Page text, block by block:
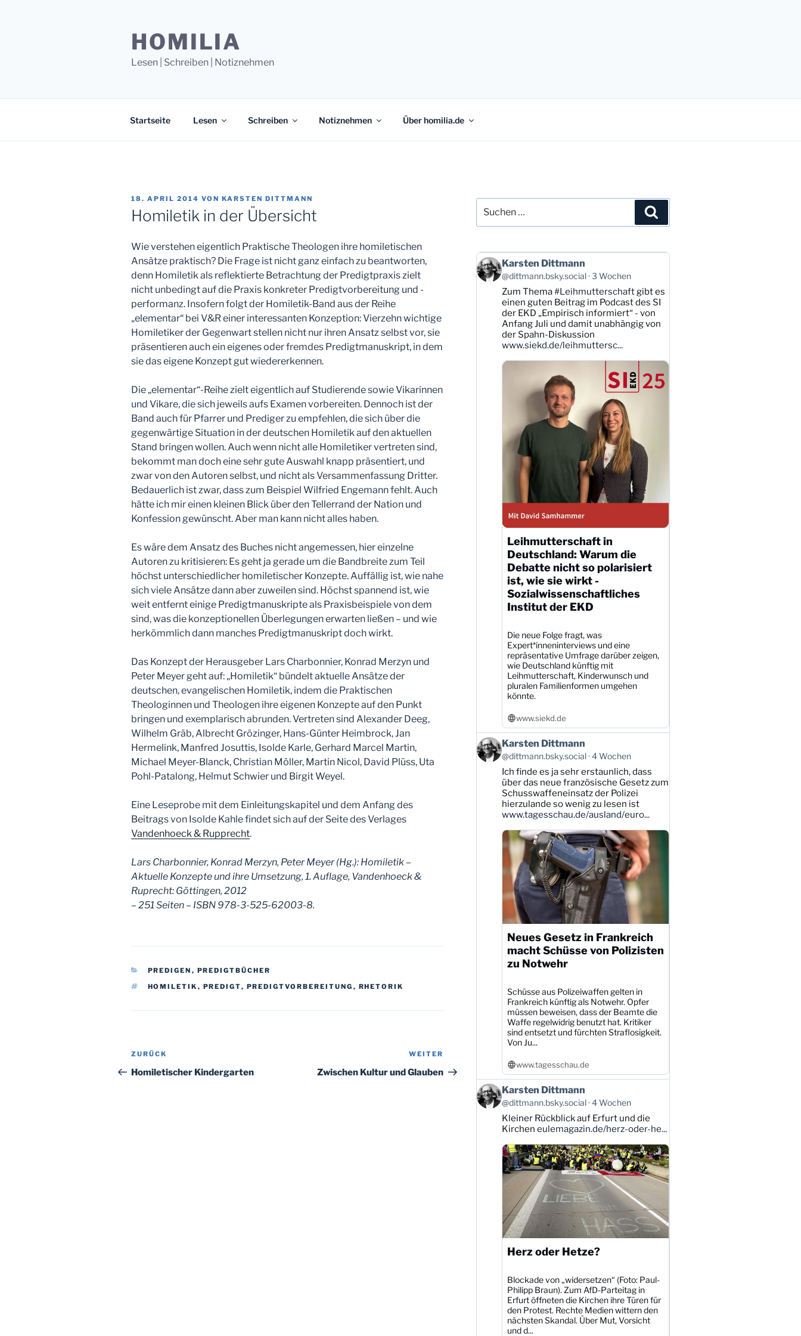
HOMILIA
Lesen | Schreiben | Notiznehmen
Startseite Lesen Schreiben Notiznehmen Über homilia.de
VERÖFFENTLICHT
AM
18. APRIL 2014 VON KARSTEN DITTMANN
Homiletik in der Übersicht
Wie verstehen eigentlich Praktische Theologen ihre homiletischen
Ansätze praktisch? Die Frage ist nicht ganz einfach zu beantworten,
denn Homiletik als reflektierte Betrachtung der Predigtpraxis zielt
nicht unbedingt auf die Praxis konkreter Predigtvorbereitung und -
performanz. Insofern folgt der Homiletik-Band aus der Reihe
„elementar“ bei V&R einer interessanten Konzeption: Vierzehn wichtige
Homiletiker der Gegenwart stellen nicht nur ihren Ansatz selbst vor, sie
präsentieren auch ein eigenes oder fremdes Predigtmanuskript, in dem
sie das eigene Konzept gut wiedererkennen.
Die „elementar“-Reihe zielt eigentlich auf Studierende sowie Vikarinnen
und Vikare, die sich jeweils aufs Examen vorbereiten. Dennoch ist der
Band auch für Pfarrer und Prediger zu empfehlen, die sich über die
gegenwärtige Situation in der deutschen Homiletik auf den aktuellen
Stand bringen wollen. Auch wenn nicht alle Homiletiker vertreten sind,
bekommt man doch eine sehr gute Auswahl knapp präsentiert, und
zwar von den Autoren selbst, und nicht als Versammenfassung Dritter.
Bedauerlich ist zwar, dass zum Beispiel Wilfried Engemann fehlt. Auch
hätte ich mir einen kleinen Blick über den Tellerrand der Nation und
Konfession gewünscht. Aber man kann nicht alles haben.
Es wäre dem Ansatz des Buches nicht angemessen, hier einzelne
Autoren zu kritisieren: Es geht ja gerade um die Bandbreite zum Teil
höchst unterschiedlicher homiletischer Konzepte. Auffällig ist, wie nahe
sich viele Ansätze dann aber zuweilen sind. Höchst spannend ist, wie
weit entfernt einige Predigtmanuskripte als Praxisbeispiele von dem
sind, was die konzeptionellen Überlegungen erwarten ließen – und wie
herkömmlich dann manches Predigtmanuskript doch wirkt.
Das Konzept der Herausgeber Lars Charbonnier, Konrad Merzyn und
Peter Meyer geht auf: „Homiletik“ bündelt aktuelle Ansätze der
deutschen, evangelischen Homiletik, indem die Praktischen
Theologinnen und Theologen ihre eigenen Konzepte auf den Punkt
bringen und exemplarisch abrunden. Vertreten sind Alexander Deeg,
Wilhelm Gräb, Albrecht Grözinger, Hans-Günter Heimbrock, Jan
Hermelink, Manfred Josuttis, Isolde Karle, Gerhard Marcel Martin,
Michael Meyer-Blanck, Christian Möller, Martin Nicol, David Plüss, Uta
Pohl-Patalong, Helmut Schwier und Birgit Weyel.
Eine Leseprobe mit dem Einleitungskapitel und dem Anfang des
Beitrags von Isolde Kahle findet sich auf der Seite des Verlages
Vandenhoeck & Rupprecht.
Lars Charbonnier, Konrad Merzyn, Peter Meyer (Hg.): Homiletik –
Aktuelle Konzepte und ihre Umsetzung, 1. Auflage, Vandenhoeck &
Ruprecht: Göttingen, 2012
– 251 Seiten – ISBN 978-3-525-62003-8.
KATEGORIEN
PREDIGEN , PREDIGTBÜCHER
SCHLAGWÖRTER
HOMILETIK , PREDIGT, PREDIGTVORBEREITUNG , RHETORIK
Beitragsnavigation
Vorheriger
Beitrag
ZURÜCK
Homiletischer Kindergarten
Beitrag
WEITER
Zwischen Kultur und Glauben
nach:
Beitrag
von
Karsten
Dittmann
Bluesky
ansehen
Karsten Dittmann
@dittmann.bsky.social 3 Wochen
Zum Thema#Leihmutterschaftgibt es
einen guten Beitrag im Podcast des SI
der EKD „Empirisch informiert“ - von
Anfang Juli und damit unabhängig von
der Spahn-Diskussion
www.siekd.de/leihmuttersc...
Leihmutterschaft in
Deutschland: Warum die
Debatte nicht so polarisiert
ist, wie sie wirkt -
Sozialwissenschaftliches
Institut der EKD
Die neue Folge fragt, was
Expert*inneninterviews und eine
repräsentative Umfrage darüber zeigen,
wie Deutschland künftig mit
Leihmutterschaft, Kinderwunsch und
pluralen Familienformen umgehen
könnte.
www.siekd.de
Beitrag
von
Karsten
Dittmann
Bluesky
ansehen
Karsten Dittmann
@dittmann.bsky.social 4 Wochen
Ich finde es ja sehr erstaunlich, dass
über das neue französische Gesetz zum
Schusswaffeneinsatz der Polizei
hierzulande so wenig zu lesen ist
www.tagesschau.de/ausland/euro...
Neues Gesetz in Frankreich
macht Schüsse von Polizisten
zu Notwehr
Schüsse aus Polizeiwaffen gelten in
Frankreich künftig als Notwehr. Opfer
müssen beweisen, dass der Beamte die
Waffe regelwidrig benutzt hat. Kritiker
sind entsetzt und fürchten Straflosigkeit.
Von Ju...
www.tagesschau.de
Beitrag
von
Karsten
Dittmann
ansehen
Karsten Dittmann
@dittmann.bsky.social 4 Wochen
Kleiner Rückblick auf Erfurt und die
Kirchen eulemagazin.de/herz-oder-he...
Herz oder Hetze?
Blockade von „widersetzen“ (Foto: Paul-
Philipp Braun). Zum AfD-Parteitag in
Erfurt öffneten die Kirchen ihre Türen für
den Protest. Rechte Medien wittern den
nächsten Skandal. Über Mut, Vorsicht
und d...